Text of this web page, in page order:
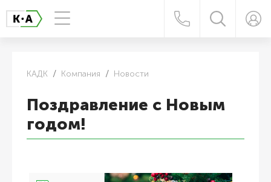
КАДК Компания Новости
Поздравление с Новым
годом!